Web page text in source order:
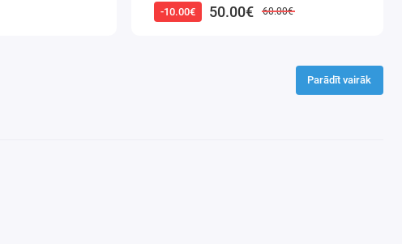
-10.00€ 50.00€ 60.00€
Parādīt vairāk